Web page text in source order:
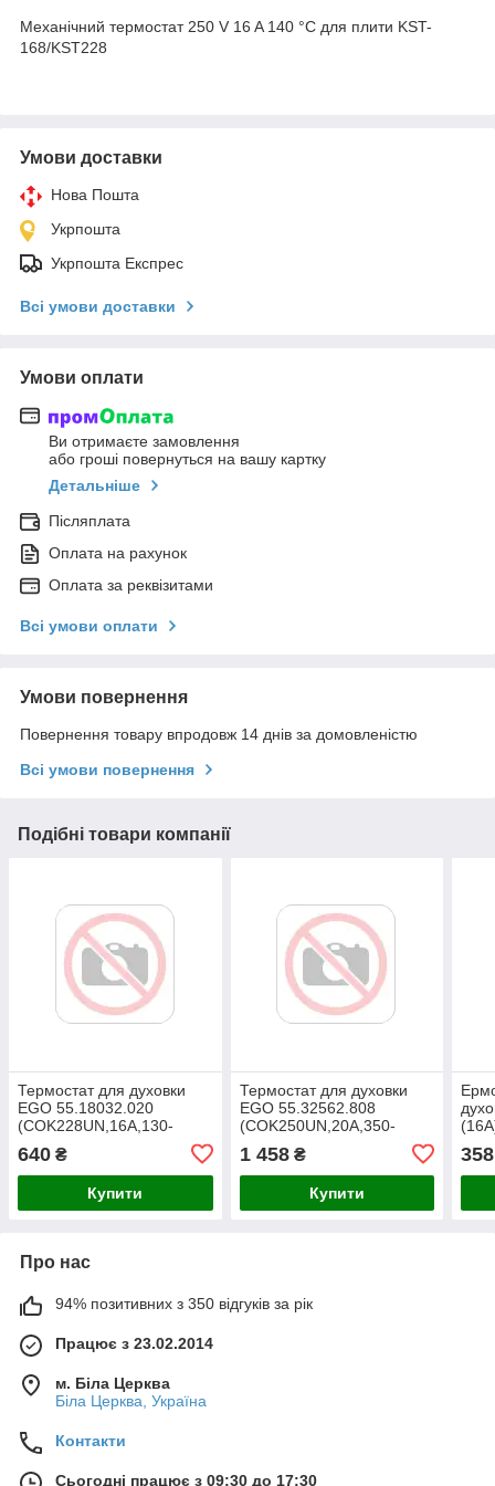
Механічний термостат 250 V 16 A 140 °C для плити KST-
168/KST228
Умови доставки
Нова Пошта
Укрпошта
Укрпошта Експрес
Всі умови доставки
Умови оплати
Ви отримаєте замовлення
або гроші повернуться на вашу картку
Детальніше
Післяплата
Оплата на рахунок
Оплата за реквізитами
Всі умови оплати
Умови повернення
Повернення товару впродовж 14 днів за домовленістю
Всі умови повернення
Подібні товари компанії
Термостат для духовки
EGO 55.18032.020
(COK228UN,16A,130-
640 ₴
Купити
Термостат для духовки
EGO 55.32562.808
(COK250UN,20A,350-
1 458₴
Купити
358
Про нас
94% позитивних з 350 відгуків за рік
Працює з 23.02.2014
м. Біла Церква
Біла Церква, Україна
Контакти
Сьогодні працює з 09:30 до 17:30